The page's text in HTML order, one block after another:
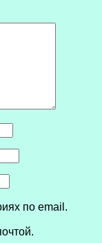
по email.